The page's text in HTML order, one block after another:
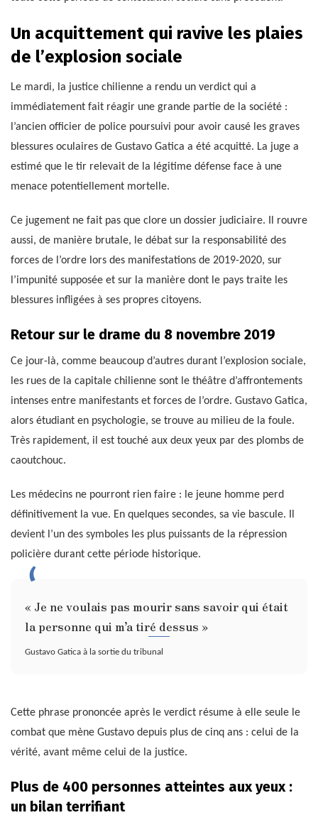
Un acquittement qui ravive les plaies
de l’explosion sociale
Le mardi, la justice chilienne a rendu un verdict qui a
immédiatement fait réagir une grande partie de la société :
l’ancien officier de police poursuivi pour avoir causé les graves
blessures oculaires de Gustavo Gatica a été acquitté. La juge a
estimé que le tir relevait de la légitime défense face à une
menace potentiellement mortelle.
Ce jugement ne fait pas que clore un dossier judiciaire. Il rouvre
aussi, de manière brutale, le débat sur la responsabilité des
forces de l’ordre lors des manifestations de 2019-2020, sur
l’impunité supposée et sur la manière dont le pays traite les
blessures infligées à ses propres citoyens.
Retour sur le drame du 8 novembre 2019
Ce jour-là, comme beaucoup d’autres durant l’explosion sociale,
les rues de la capitale chilienne sont le théâtre d’affrontements
intenses entre manifestants et forces de l’ordre. Gustavo Gatica,
alors étudiant en psychologie, se trouve au milieu de la foule.
Très rapidement, il est touché aux deux yeux par des plombs de
caoutchouc.
Les médecins ne pourront rien faire : le jeune homme perd
définitivement la vue. En quelques secondes, sa vie bascule. Il
devient l’un des symboles les plus puissants de la répression
policière durant cette période historique.
« Je ne voulais pas mourir sans savoir qui était
la personne qui m’a tiré dessus »
Gustavo Gatica à la sortie du tribunal
Cette phrase prononcée après le verdict résume à elle seule le
combat que mène Gustavo depuis plus de cinq ans : celui de la
vérité, avant même celui de la justice.
Plus de 400 personnes atteintes aux yeux :
un bilan terrifiant